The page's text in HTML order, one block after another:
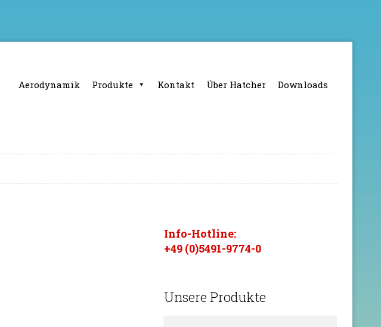
Aerodynamik Produkte Kontakt Über Hatcher Downloads
Info-Hotline:
+49 (0)5491-9774-0
Unsere Produkte